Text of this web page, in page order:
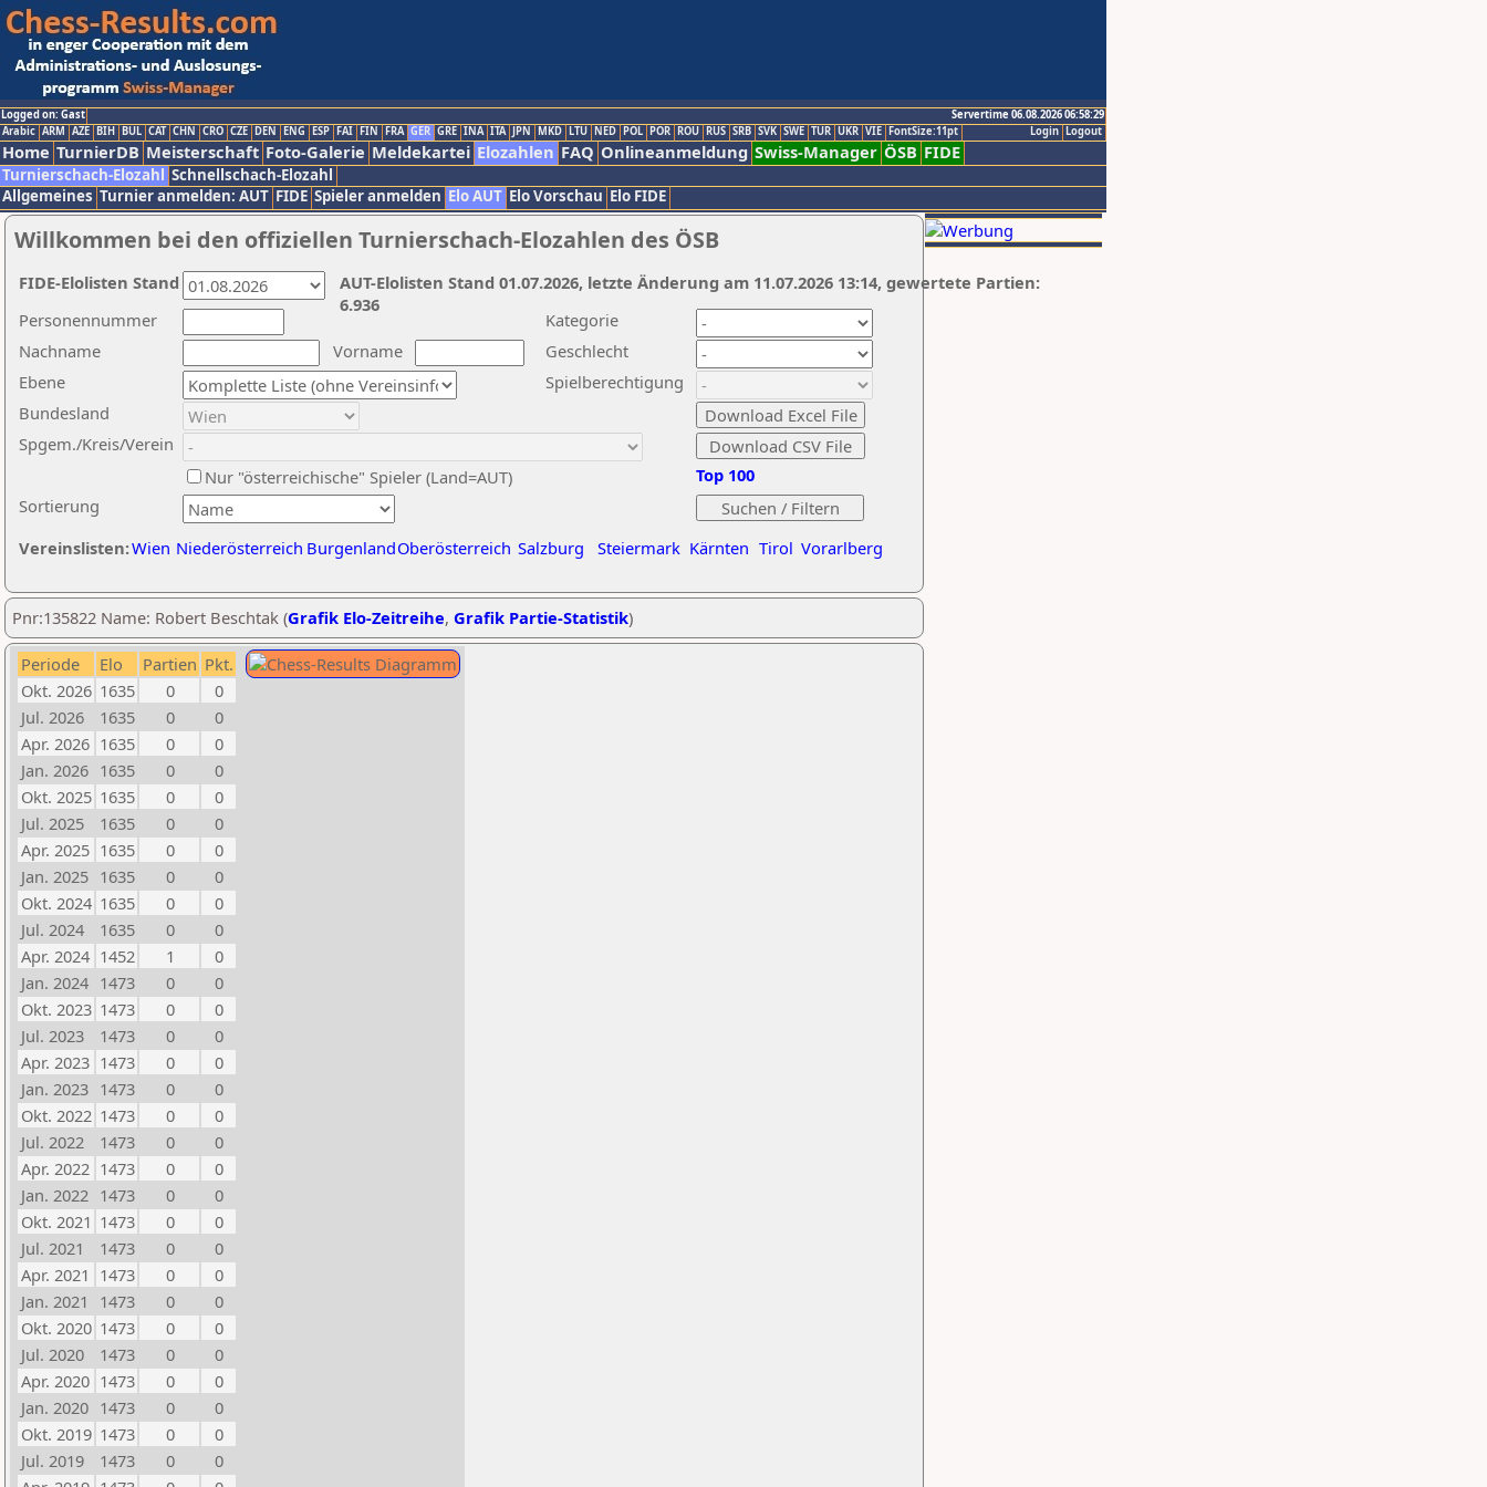
Logged on: Gast
Servertime 06.08.2026 06:58:29
Logout
Login
Arabic ARM AZE BIH BUL CAT CHN CRO CZE DEN ENG ESP FAI FIN FRA GER GRE INA ITA JPN MKD LTU NED POL POR ROU RUS SRB SVK SWE TUR UKR VIE FontSize:11pt
Home TurnierDB Meisterschaft Foto-Galerie Meldekartei Elozahlen FAQ Onlineanmeldung Swiss-Manager ÖSB FIDE
Turnierschach-Elozahl Schnellschach-Elozahl
Allgemeines Turnier anmelden: AUT FIDE Spieler anmelden Elo AUT Elo Vorschau Elo FIDE
Willkommen bei den offiziellen Turnierschach-Elozahlen des ÖSB
Nachname
Vorname
Ebene
Kategorie
Sortierung
Personennummer
Bundesland
Spgem./Kreis/Verein
Geschlecht
Nur "österreichische" Spieler (Land=AUT)
Spielberechtigung
Vereinslisten:Wien Niederösterreich BurgenlandOberösterreich Salzburg Steiermark Kärnten Tirol Vorarlberg
Top 100
AUT-Elolisten Stand 01.07.2026, letzte Änderung am 11.07.2026 13:14, gewertete Partien:
6.936
FIDE-Elolisten Stand
Pnr:135822 Name: Robert Beschtak (Grafik Elo-Zeitreihe, Grafik Partie-Statistik)
Periode Elo Partien Pkt.
Okt. 2026 1635 0
0
Jul. 2026
1635 0
0
Apr. 2026 1635 0
0
Jan. 2026 1635 0
0
Okt. 2025 1635 0
0
Jul. 2025
1635 0
0
Apr. 2025 1635 0
0
Jan. 2025 1635 0
0
Okt. 2024 1635 0
0
Jul. 2024
1635 0
0
Apr. 2024 1452 1
0
Jan. 2024 1473 0
0
Okt. 2023 1473 0
0
Jul. 2023
1473 0
0
Apr. 2023 1473 0
0
Jan. 2023 1473 0
0
Okt. 2022 1473 0
0
Jul. 2022
1473 0
0
Apr. 2022 1473 0
0
Jan. 2022 1473 0
0
Okt. 2021 1473 0
0
Jul. 2021
1473 0
0
Apr. 2021 1473 0
0
Jan. 2021
1473 0
0
Okt. 2020 1473 0
0
Jul. 2020
1473 0
0
Apr. 2020 1473 0
0
Jan. 2020 1473 0
0
Okt. 2019 1473 0
0
Jul. 2019
1473 0
0